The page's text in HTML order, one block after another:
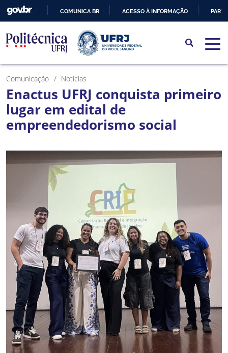
PARA
O
CONTEÚDO
COMUNICA BR ACESSO À INFORMAÇÃO
Comunicação Notícias
Enactus UFRJ conquista primeiro
lugar em edital de
empreendedorismo social